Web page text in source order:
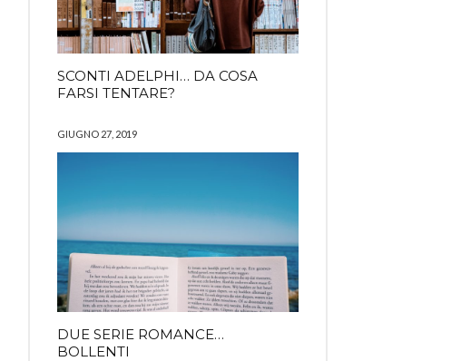
SCONTI ADELPHI… DA COSA
FARSI TENTARE?
GIUGNO 27, 2019
DUE SERIE ROMANCE…
BOLLENTI